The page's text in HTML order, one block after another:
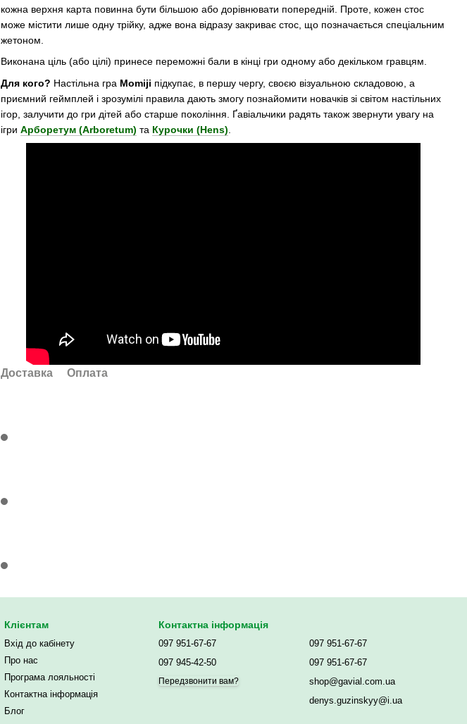
кожна верхня карта повинна бути більшою або дорівнювати попередній. Проте, кожен стос
може містити лише одну трійку, адже вона відразу закриває стос, що позначається спеціальним
жетоном.
Виконана ціль (або цілі) принесе переможні бали в кінці гри одному або декільком гравцям.
Для кого? Настільна гра Momiji підкупає, в першу чергу, своєю візуальною складовою, а
приємний геймплей і зрозумілі правила дають змогу познайомити новачків зі світом настільних
ігор, залучити до гри дітей або старше покоління. Ґавіальчики радять також звернути увагу на
ігри Арборетум (Arboretum) та Курочки (Hens)
Доставка Оплата
Клієнтам
Вхід до кабінету
Про нас
Програма лояльності
Контактна інформація
Блог
Контактна інформація
097 951-67-67
097 945-42-50
Передзвонити вам?
097 951-67-67
097 951-67-67
shop@gavial.com.ua
denys.guzinskyy@i.ua